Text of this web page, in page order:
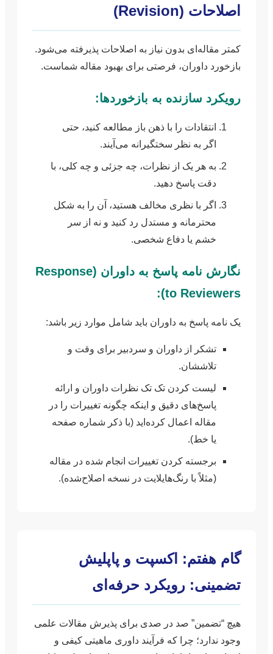
اصلاحات (Revision)
کمتر مقاله‌ای بدون نیاز به اصلاحات پذیرفته می‌شود.
بازخورد داوران، فرصتی برای بهبود مقاله شماست.
رویکرد سازنده به بازخوردها:
انتقادات را با ذهن باز مطالعه کنید، حتی
اگر به نظر سختگیرانه می‌آیند.
به هر یک از نظرات، چه جزئی و چه کلی، با
دقت پاسخ دهید.
اگر با نظری مخالف هستید، آن را به شکل
محترمانه و مستدل رد کنید و نه از سر
خشم یا دفاع شخصی.
نگارش نامه پاسخ به داوران (Response
to Reviewers):
یک نامه پاسخ به داوران باید شامل موارد زیر باشد:
تشکر از داوران و سردبیر برای وقت و
تلاششان.
لیست کردن تک تک نظرات داوران و ارائه
پاسخ‌های دقیق و اینکه چگونه تغییرات را در
مقاله اعمال کرده‌اید (با ذکر شماره صفحه
یا خط).
برجسته کردن تغییرات انجام شده در مقاله
(مثلاً با رنگ‌هایلایت در نسخه اصلاح‌شده).
گام هفتم: اکسپت و پاپلیش
تضمینی: رویکرد حرفه‌ای
هیچ “تضمین” صد در صدی برای پذیرش مقالات علمی
وجود ندارد؛ چرا که فرآیند داوری ماهیتی کیفی و